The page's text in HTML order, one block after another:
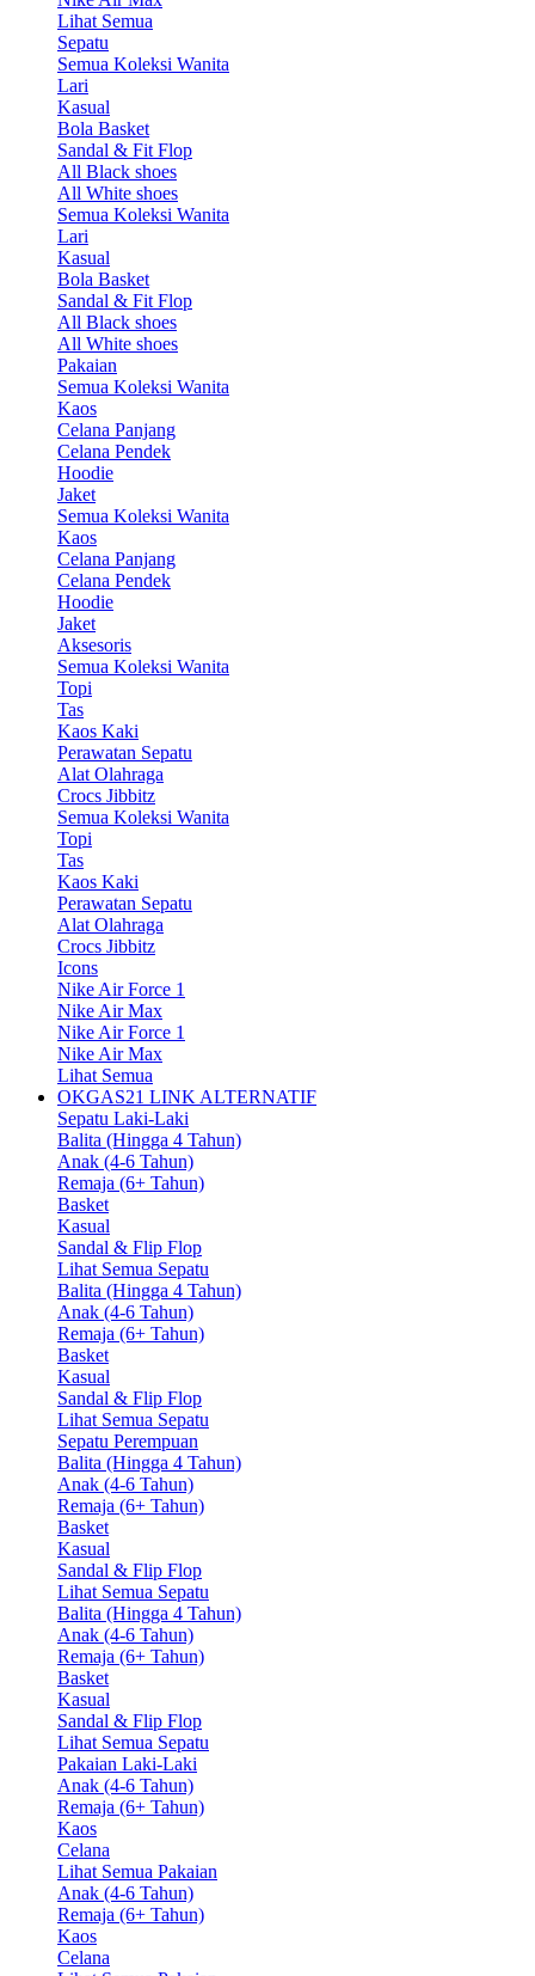
Lihat Semua
Sepatu
Semua Koleksi Wanita
Lari
Kasual
Bola Basket
Sandal & Fit Flop
All Black shoes
All White shoes
Semua Koleksi Wanita
Lari
Kasual
Bola Basket
Sandal & Fit Flop
All Black shoes
All White shoes
Pakaian
Semua Koleksi Wanita
Kaos
Celana Panjang
Celana Pendek
Hoodie
Jaket
Semua Koleksi Wanita
Kaos
Celana Panjang
Celana Pendek
Hoodie
Jaket
Aksesoris
Semua Koleksi Wanita
Topi
Tas
Kaos Kaki
Perawatan Sepatu
Alat Olahraga
Crocs Jibbitz
Semua Koleksi Wanita
Topi
Tas
Kaos Kaki
Perawatan Sepatu
Alat Olahraga
Crocs Jibbitz
Icons
Nike Air Force 1
Nike Air Max
Nike Air Force 1
Nike Air Max
Lihat Semua
OKGAS21 LINK ALTERNATIF
Sepatu Laki-Laki
Balita (Hingga 4 Tahun)
Anak (4-6 Tahun)
Remaja (6+ Tahun)
Basket
Kasual
Sandal & Flip Flop
Lihat Semua Sepatu
Balita (Hingga 4 Tahun)
Anak (4-6 Tahun)
Remaja (6+ Tahun)
Basket
Kasual
Sandal & Flip Flop
Lihat Semua Sepatu
Sepatu Perempuan
Balita (Hingga 4 Tahun)
Anak (4-6 Tahun)
Remaja (6+ Tahun)
Basket
Kasual
Sandal & Flip Flop
Lihat Semua Sepatu
Balita (Hingga 4 Tahun)
Anak (4-6 Tahun)
Remaja (6+ Tahun)
Basket
Kasual
Sandal & Flip Flop
Lihat Semua Sepatu
Pakaian Laki-Laki
Anak (4-6 Tahun)
Remaja (6+ Tahun)
Kaos
Celana
Lihat Semua Pakaian
Anak (4-6 Tahun)
Remaja (6+ Tahun)
Kaos
Celana